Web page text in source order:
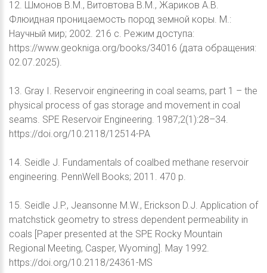
12. Шмонов В.М., Витовтова В.М., Жариков А.В.
Флюидная проницаемость пород земной коры. М.:
Научный мир; 2002. 216 c. Режим доступа:
https://www.geokniga.org/books/34016 (дата обращения:
02.07.2025).
13. Gray I. Reservoir engineering in coal seams, part 1 – the
physical process of gas storage and movement in coal
seams. SPE Reservoir Engineering. 1987;2(1):28–34.
https://doi.org/10.2118/12514-PA
14. Seidle J. Fundamentals of coalbed methane reservoir
engineering. PennWell Books; 2011. 470 p.
15. Seidle J.P., Jeansonne M.W., Erickson D.J. Application of
matchstick geometry to stress dependent permeability in
coals [Paper presented at the SPE Rocky Mountain
Regional Meeting, Casper, Wyoming]. May 1992.
https://doi.org/10.2118/24361-MS